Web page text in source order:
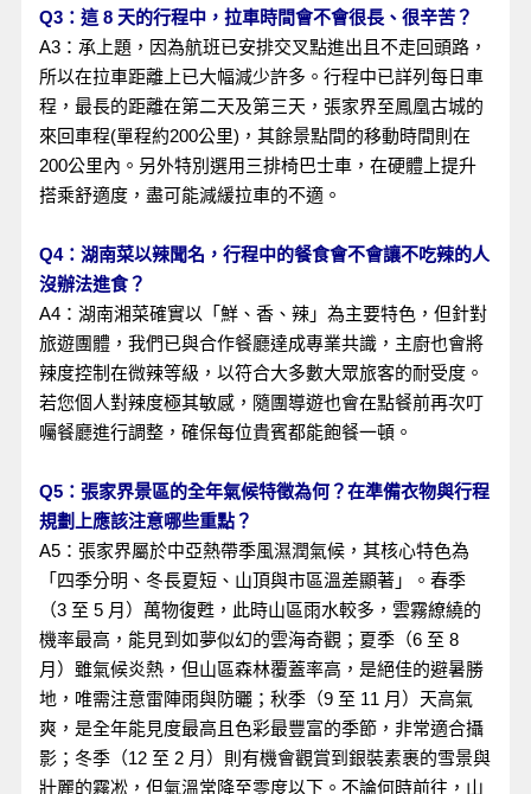
Q3：這 8 天的行程中，拉車時間會不會很長、很辛苦？
A3：承上題，因為航班已安排交叉點進出且不走回頭路，
所以在拉車距離上已大幅減少許多。行程中已詳列每日車
程，最長的距離在第二天及第三天，張家界至鳳凰古城的
來回車程(單程約200公里)，其餘景點間的移動時間則在
200公里內。另外特別選用三排椅巴士車，在硬體上提升
搭乘舒適度，盡可能減緩拉車的不適。
Q4：湖南菜以辣聞名，行程中的餐食會不會讓不吃辣的人
沒辦法進食？
A4：湖南湘菜確實以「鮮、香、辣」為主要特色，但針對
旅遊團體，我們已與合作餐廳達成專業共識，主廚也會將
辣度控制在微辣等級，以符合大多數大眾旅客的耐受度。
若您個人對辣度極其敏感，隨團導遊也會在點餐前再次叮
囑餐廳進行調整，確保每位貴賓都能飽餐一頓。
Q5：張家界景區的全年氣候特徵為何？在準備衣物與行程
規劃上應該注意哪些重點？
A5：張家界屬於中亞熱帶季風濕潤氣候，其核心特色為
「四季分明、冬長夏短、山頂與市區溫差顯著」。春季
（3 至 5 月）萬物復甦，此時山區雨水較多，雲霧繚繞的
機率最高，能見到如夢似幻的雲海奇觀；夏季（6 至 8
月）雖氣候炎熱，但山區森林覆蓋率高，是絕佳的避暑勝
地，唯需注意雷陣雨與防曬；秋季（9 至 11 月）天高氣
爽，是全年能見度最高且色彩最豐富的季節，非常適合攝
影；冬季（12 至 2 月）則有機會觀賞到銀裝素裹的雪景與
壯麗的霧凇，但氣溫常降至零度以下。不論何時前往，山